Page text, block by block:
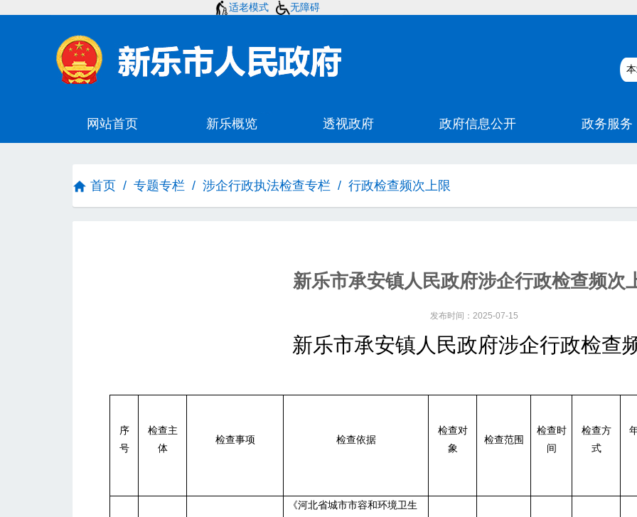
适老模式 无障碍
首页 / 专题专栏 / 涉企行政执法检查专栏 / 行政检查频次上限
新乐市承安镇人民政府涉企行政检查频次
发布时间：2025-07-15
新乐市承安镇人民政府涉企行政检查
序
号
检查主
体
检查事项 检查依据
检查对
象
检查范围
检查时
间
检查方
式
《河北省城市市容和环境卫生